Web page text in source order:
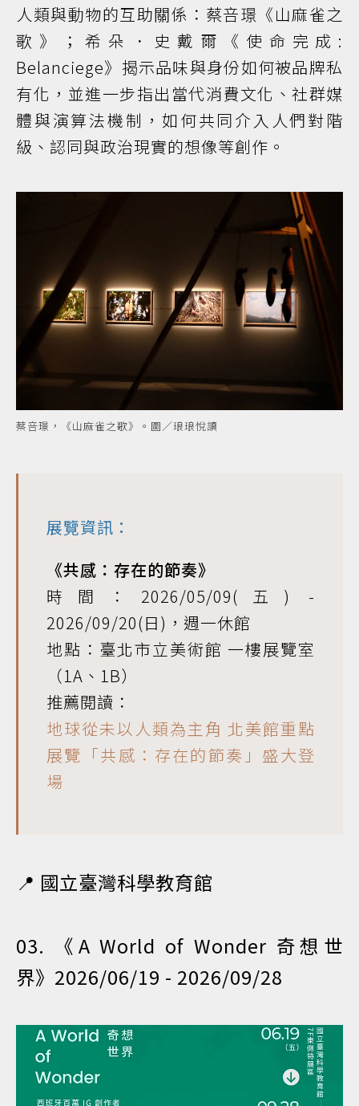
人類與動物的互助關係：蔡咅璟《山麻雀之
歌》；希朵．史戴爾《使命完成:
Belanciege》揭示品味與身份如何被品牌私
有化，並進一步指出當代消費文化、社群媒
體與演算法機制，如何共同介入人們對階
級、認同與政治現實的想像等創作。
蔡咅璟，《山麻雀之歌》。圖／琅琅悅讀
展覽資訊：
《共感：存在的節奏》
時間：2026/05/09(五) -
2026/09/20(日)，週一休館
地點：臺北市立美術館 一樓展覽室
（1A、1B）
推薦閱讀：
地球從未以人類為主角 北美館重點
展覽「共感：存在的節奏」盛大登
場
📍 國立臺灣科學教育館
03. 《A World of Wonder 奇想世
界》2026/06/19 - 2026/09/28